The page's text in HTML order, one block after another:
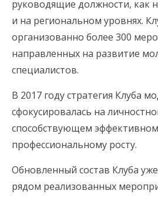
руководящие должности, как
и на региональном уровнях.
организованно более 300
направленных на развитие
специалистов.
В 2017 году стратегия Клуба
сфокусировалась на
способствующем
профессиональному росту.
Обновленный состав Клуба
рядом реализованных